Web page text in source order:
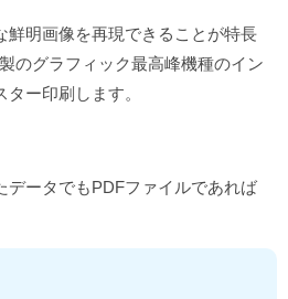
鮮明画像を再現できることが特長
のグラフィック最高峰機種のイン
ー印刷します。
データでもPDFファイルであれば